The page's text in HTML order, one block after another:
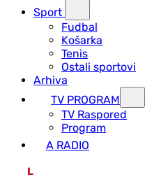
Sport
Fudbal
Košarka
Tenis
Ostali sportovi
Arhiva
TV PROGRAM
ТV Raspored
Program
A RADIO
L